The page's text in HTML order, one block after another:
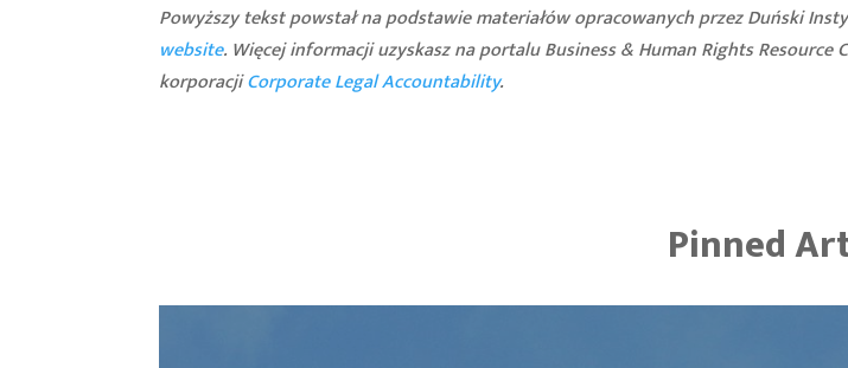
Powyższy tekst powstał na podstawie materiałów opracowanych przez Duński
website. Więcej informacji uzyskasz na portalu Business & Human Rights
korporacjiCorporate Legal Accountability.
Pinned